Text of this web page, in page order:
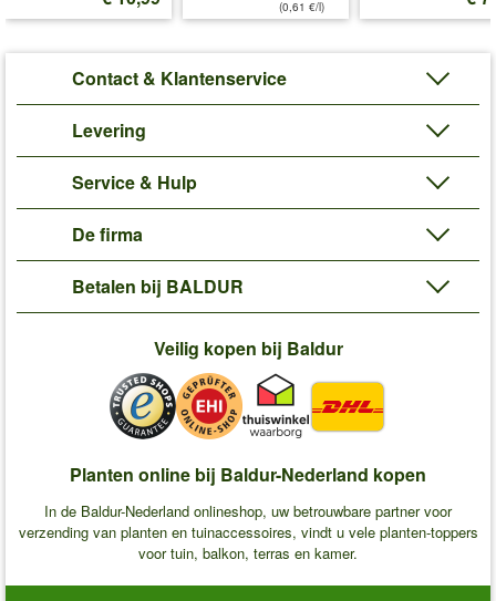
(0,61 €/l)
Contact & Klantenservice
Levering
Service & Hulp
De firma
Betalen bij BALDUR
Veilig kopen bij Baldur
Planten online bij Baldur-Nederland kopen
In de Baldur-Nederland onlineshop, uw betrouwbare partner voor
verzending van planten en tuinaccessoires, vindt u vele planten-toppers
voor tuin, balkon, terras en kamer.